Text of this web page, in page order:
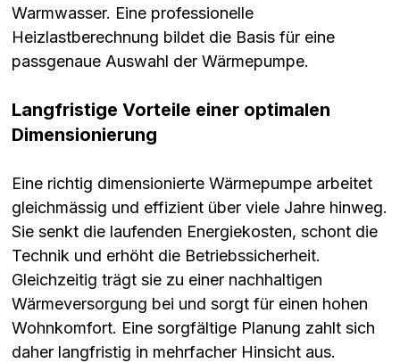
Warmwasser. Eine professionelle
Heizlastberechnung bildet die Basis für eine
passgenaue Auswahl der Wärmepumpe.
Langfristige Vorteile einer optimalen
Dimensionierung
Eine richtig dimensionierte Wärmepumpe arbeitet
gleichmässig und effizient über viele Jahre hinweg.
Sie senkt die laufenden Energiekosten, schont die
Technik und erhöht die Betriebssicherheit.
Gleichzeitig trägt sie zu einer nachhaltigen
Wärmeversorgung bei und sorgt für einen hohen
Wohnkomfort. Eine sorgfältige Planung zahlt sich
daher langfristig in mehrfacher Hinsicht aus.